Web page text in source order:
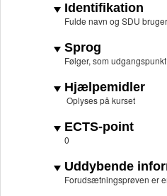
Identifikation
Fulde navn og SDU
Sprog
Følger, som
Hjælpemidler
Oplyses på kurset
ECTS-point
0
Uddybende
Forudsætningsprøven er